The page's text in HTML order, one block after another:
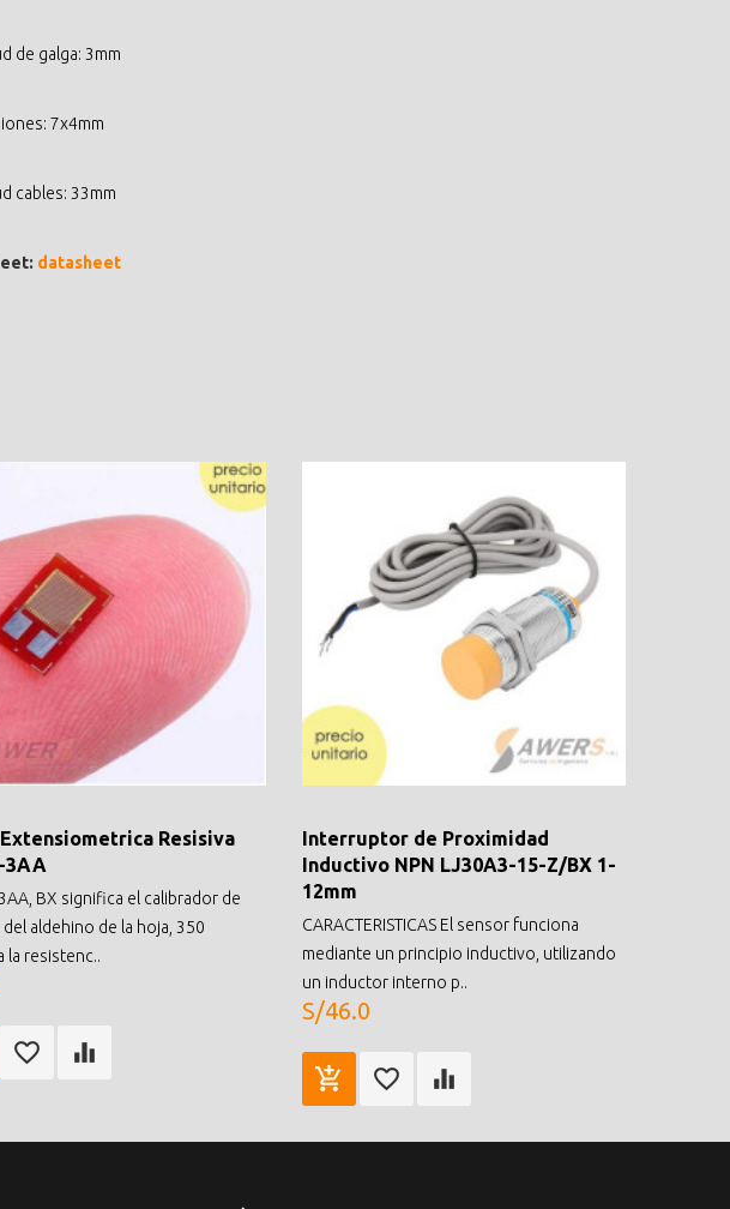
de galga: 3mm
7x4mm
cables: 33mm
datasheet
Resisiva
3AA
BX significa el calibrador de
aldehino de la hoja, 350
la resistenc..
Interruptor de Proximidad
Inductivo NPN LJ30A3-15-Z/BX 1-
12mm
CARACTERISTICAS El sensor funciona
mediante un principio inductivo, utilizando
un inductor interno p..
S/46.0